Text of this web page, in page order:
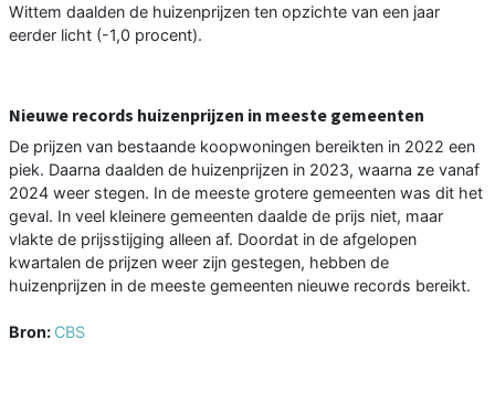
Wittem daalden de huizenprijzen ten opzichte van een jaar
eerder licht (-1,0 procent).
Nieuwe records huizenprijzen in meeste gemeenten
De prijzen van bestaande koopwoningen bereikten in 2022 een
piek. Daarna daalden de huizenprijzen in 2023, waarna ze vanaf
2024 weer stegen. In de meeste grotere gemeenten was dit het
geval. In veel kleinere gemeenten daalde de prijs niet, maar
vlakte de prijsstijging alleen af. Doordat in de afgelopen
kwartalen de prijzen weer zijn gestegen, hebben de
huizenprijzen in de meeste gemeenten nieuwe records bereikt.
Bron: CBS